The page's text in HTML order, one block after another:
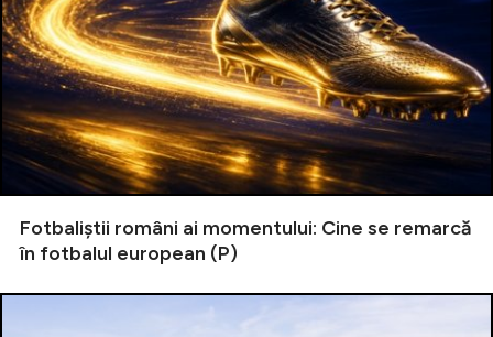
Fotbaliștii români ai momentului: Cine se remarcă
în fotbalul european (P)